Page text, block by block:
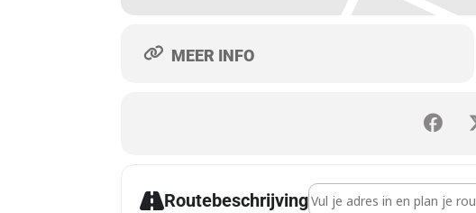
MEER INFO
RoutebeschrijvingAddress - Emsterfeest